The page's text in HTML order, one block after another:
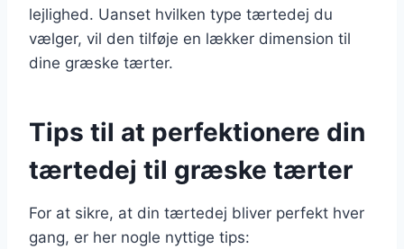
lejlighed. Uanset hvilken type tærtedej du
vælger, vil den tilføje en lækker dimension til
dine græske tærter.
Tips til at perfektionere din
tærtedej til græske tærter
For at sikre, at din tærtedej bliver perfekt hver
gang, er her nogle nyttige tips: